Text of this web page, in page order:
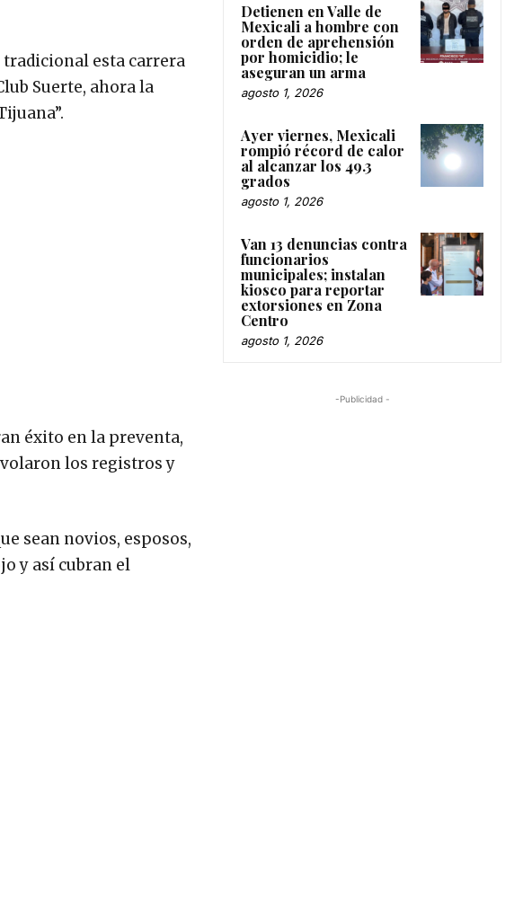
tradicional esta carrera
Suerte, ahora la
éxito en la preventa,
los registros y
sean novios, esposos,
y así cubran el
Detienen en Valle de
Mexicali a hombre con
orden de aprehensión
por homicidio; le
aseguran un arma
agosto 1, 2026
Ayer viernes, Mexicali
rompió récord de calor
al alcanzar los 49.3
grados
agosto 1, 2026
Van 13 denuncias contra
funcionarios
municipales; instalan
kiosco para reportar
extorsiones en Zona
Centro
agosto 1, 2026
-Publicidad -